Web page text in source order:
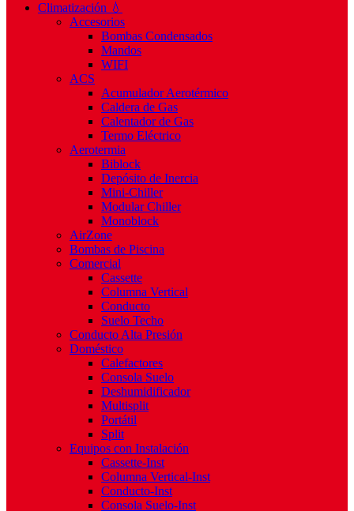
Climatización 💧
Accesorios
Bombas Condensados
Mandos
WIFI
ACS
Acumulador Aerotérmico
Caldera de Gas
Calentador de Gas
Termo Eléctrico
Aerotermia
Biblock
Depósito de Inercia
Mini-Chiller
Modular Chiller
Monoblock
AirZone
Bombas de Piscina
Comercial
Cassette
Columna Vertical
Conducto
Suelo Techo
Conducto Alta Presión
Doméstico
Calefactores
Consola Suelo
Deshumidificador
Multisplit
Portátil
Split
Equipos con Instalación
Cassette-Inst
Columna Vertical-Inst
Conducto-Inst
Consola Suelo-Inst